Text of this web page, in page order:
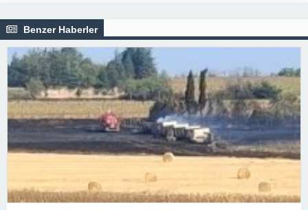
Benzer Haberler